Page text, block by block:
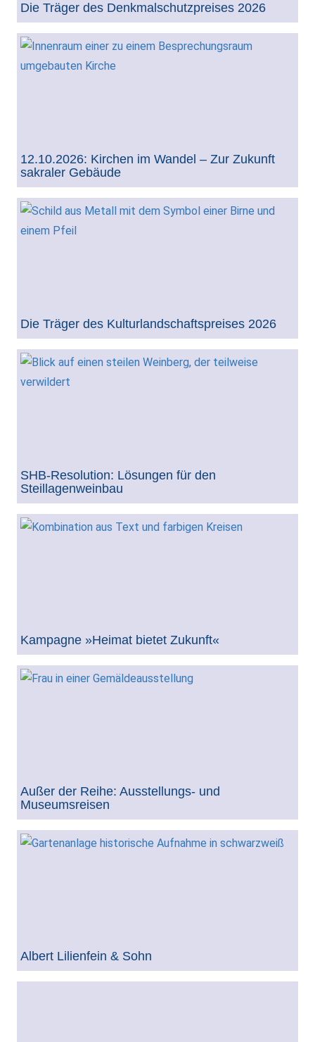
Die Träger des Denkmalschutzpreises 2026
12.10.2026: Kirchen im Wandel – Zur Zukunft
sakraler Gebäude
Die Träger des Kulturlandschaftspreises 2026
SHB-Resolution: Lösungen für den
Steillagenweinbau
Kampagne »Heimat bietet Zukunft«
Außer der Reihe: Ausstellungs- und
Museumsreisen
Albert Lilienfein & Sohn